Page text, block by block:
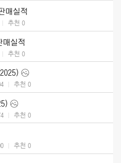
매실적
추천 0
실적
추천 0
추천 0
추천 0
추천 0